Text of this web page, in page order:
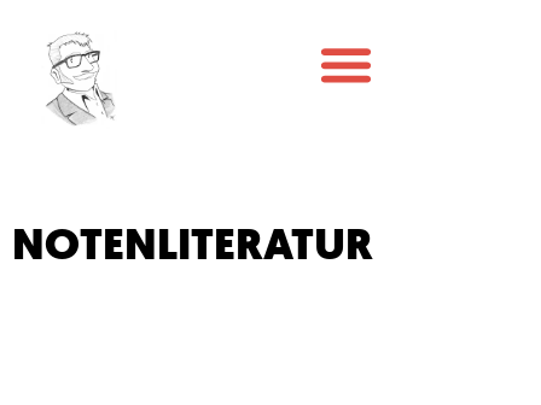
NOTENLITERATUR